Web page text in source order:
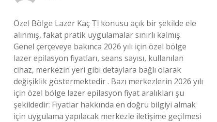
Özel Bölge Lazer Kaç Tl konusu açık bir şekilde ele
alınmış, fakat pratik uygulamalar sınırlı kalmış.
Genel çerçeveye bakınca 2026 yılı için özel bölge
lazer epilasyon fiyatları, seans sayısı, kullanılan
cihaz, merkezin yeri gibi detaylara bağlı olarak
değişiklik göstermektedir . Bazı merkezlerin 2026 yılı
için özel bölge lazer epilasyon fiyat aralıkları şu
şekildedir: Fiyatlar hakkında en doğru bilgiyi almak
için uygulama yapılacak merkezle iletişime geçilmesi